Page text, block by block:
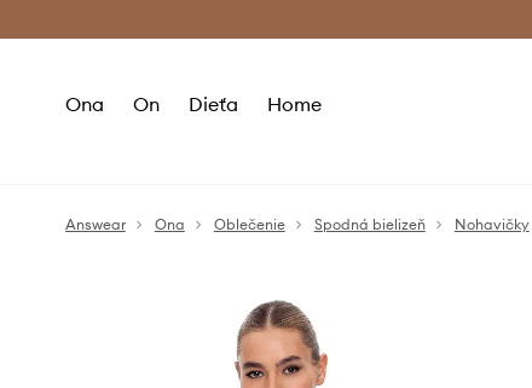
Ona On Dieťa Home
Answear Ona Oblečenie Spodná bielizeň Nohavičky